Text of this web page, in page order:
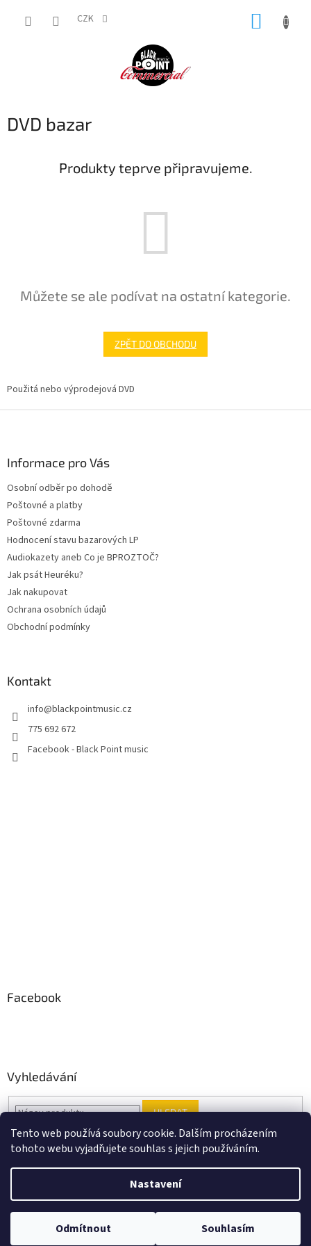
Tento web používá soubory cookie. Dalším procházením
tohoto webu vyjadřujete souhlas s jejich používáním.
Nastavení
Odmítnout Souhlasím
CZK
DVD bazar
Produkty teprve připravujeme.
Můžete se ale podívat na ostatní kategorie.
ZPĚT DO OBCHODU
Použitá nebo výprodejová DVD
Informace pro Vás
Osobní odběr po dohodě
Poštovné a platby
Poštovné zdarma
Hodnocení stavu bazarových LP
Audiokazety aneb Co je BPROZTOČ?
Jak psát Heuréku?
Jak nakupovat
Ochrana osobních údajů
Obchodní podmínky
Kontakt
info@blackpointmusic.cz
775 692 672
Facebook - Black Point music
Facebook
Vyhledávání
HLEDAT
Copyright 2026Black Point music. Všechna práva vyhrazena.
Upravit nastavení cookies